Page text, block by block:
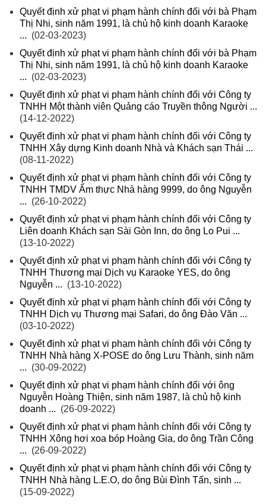
Quyết định xử phạt vi phạm hành chính đối với bà Phạm
Thị Nhi, sinh năm 1991, là chủ hộ kinh doanh Karaoke
... (02-03-2023)
Quyết định xử phạt vi phạm hành chính đối với bà Phạm
Thị Nhi, sinh năm 1991, là chủ hộ kinh doanh Karaoke
... (02-03-2023)
Quyết định xử phạt vi phạm hành chính đối với Công ty
TNHH Một thành viên Quảng cáo Truyền thông Người ...
(14-12-2022)
Quyết định xử phạt vi phạm hành chính đối với Công ty
TNHH Xây dựng Kinh doanh Nhà và Khách sạn Thái ...
(08-11-2022)
Quyết định xử phạt vi phạm hành chính đối với Công ty
TNHH TMDV Ẩm thực Nhà hàng 9999, do ông Nguyễn
... (26-10-2022)
Quyết định xử phạt vi phạm hành chính đối với Công ty
Liên doanh Khách sạn Sài Gòn Inn, do ông Lo Pui ...
(13-10-2022)
Quyết định xử phạt vi phạm hành chính đối với Công ty
TNHH Thương mại Dịch vụ Karaoke YES, do ông
Nguyễn ... (13-10-2022)
Quyết định xử phạt vi phạm hành chính đối với Công ty
TNHH Dịch vụ Thương mại Safari, do ông Đào Văn ...
(03-10-2022)
Quyết định xử phạt vi phạm hành chính đối với Công ty
TNHH Nhà hàng X-POSE do ông Lưu Thành, sinh năm
... (30-09-2022)
Quyết định xử phạt vi phạm hành chính đối với ông
Nguyễn Hoàng Thiện, sinh năm 1987, là chủ hộ kinh
doanh ... (26-09-2022)
Quyết định xử phạt vi phạm hành chính đối với Công ty
TNHH Xông hơi xoa bóp Hoàng Gia, do ông Trần Công
... (26-09-2022)
Quyết định xử phạt vi phạm hành chính đối với Công ty
TNHH Nhà hàng L.E.O, do ông Bùi Đình Tấn, sinh ...
(15-09-2022)